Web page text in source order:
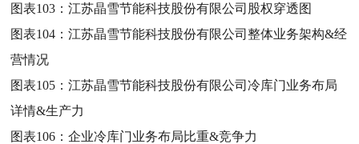
图表103：江苏晶雪节能科技股份有限公司股权穿透图
图表104：江苏晶雪节能科技股份有限公司整体业务架构&经
营情况
图表105：江苏晶雪节能科技股份有限公司冷库门业务布局
详情&生产力
图表106：企业冷库门业务布局比重&竞争力